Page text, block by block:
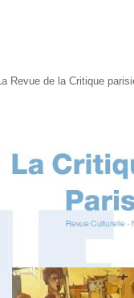
La Revue de la Critique